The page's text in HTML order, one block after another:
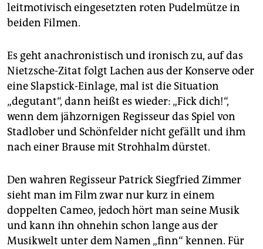
leitmotivisch eingesetzten roten Pudelmütze in
beiden Filmen.
Es geht anachronistisch und ironisch zu, auf das
Nietzsche-Zitat folgt Lachen aus der Konserve oder
eine Slapstick-Einlage, mal ist die Situation
„degutant“, dann heißt es wieder: „Fick dich!“,
wenn dem jähzornigen Regisseur das Spiel von
Stadlober und Schönfelder nicht gefällt und ihm
nach einer Brause mit Strohhalm dürstet.
Den wahren Regisseur Patrick Siegfried Zimmer
sieht man im Film zwar nur kurz in einem
doppelten Cameo, jedoch hört man seine Musik
und kann ihn ohnehin schon lange aus der
Musikwelt unter dem Namen „finn“ kennen. Für